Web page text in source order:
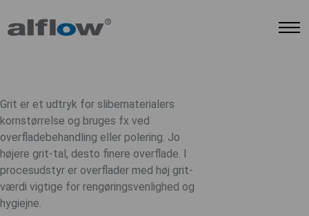
Grit er et udtryk for slibematerialers
kornstørrelse og bruges fx ved
overfladebehandling eller polering. Jo
højere grit-tal, desto finere overflade. I
procesudstyr er overflader med høj grit-
værdi vigtige for rengøringsvenlighed og
hygiejne.